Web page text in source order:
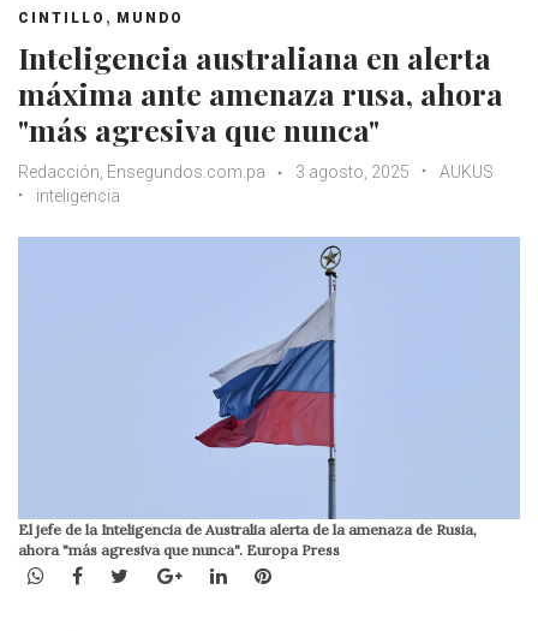
CINTILLO , MUNDO
Inteligencia australiana en alerta
máxima ante amenaza rusa, ahora
"más agresiva que nunca"
Redacción, Ensegundos.com.pa 3 agosto, 2025
AUKUS
inteligencia
El jefe de la Inteligencia de Australia alerta de la amenaza de Rusia,
ahora "más agresiva que nunca". Europa Press
WhatsApp
Facebook
TwitterGoogle+LinkedInPinterest